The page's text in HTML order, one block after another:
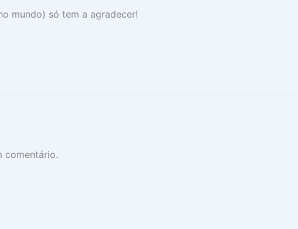
mundo) só tem a agradecer!
comentário.